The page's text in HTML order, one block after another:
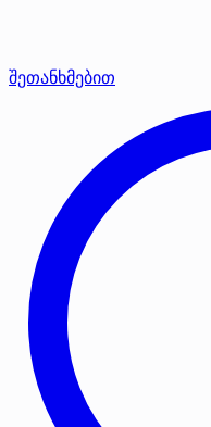
შეთანხმებით